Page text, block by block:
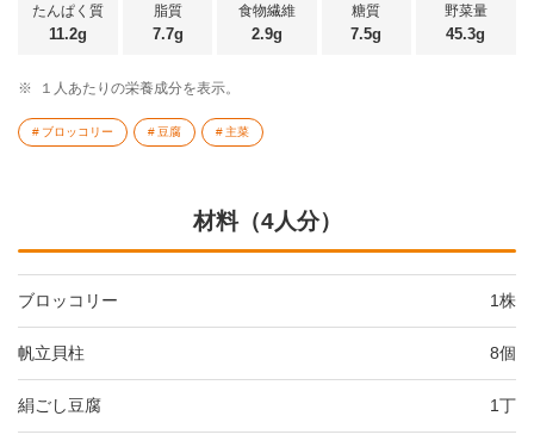
たんぱく質
11.2g
脂質
7.7g
食物繊維
2.9g
糖質
7.5g
野菜量
45.3g
※ １人あたりの栄養成分を表示。
ブロッコリー 豆腐 主菜
材料（4人分）
ブロッコリー 1株
帆立貝柱 8個
絹ごし豆腐 1丁